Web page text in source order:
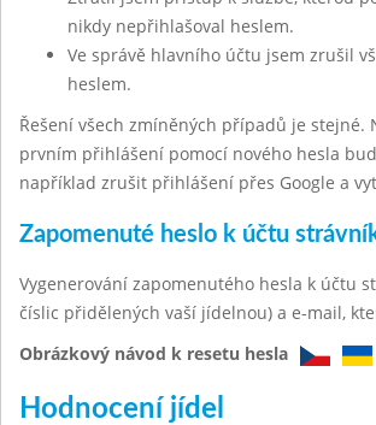
nikdy nepřihlašoval heslem.
Ve správě hlavního účtu jsem zrušil
heslem.
Řešení všech zmíněných případů je
prvním přihlášení pomocí nového hesla
například zrušit přihlášení přes Google a
Zapomenuté heslo k účtu
Vygenerování zapomenutého hesla k účtu
číslic přidělených vaší jídelnou) a e-mail,
Obrázkový návod k resetu hesla
Hodnocení jídel